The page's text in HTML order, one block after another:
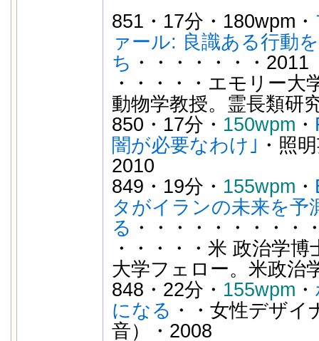
851・17分・180wpm・
ァール: 良識ある行動
ち ・・・・・・・2011
・・・・・エモリー大
動物学教授。霊長類研
850・17分・ 150wpm ・
闇が必要なわけ｣ ・照
2010
849・19分・ 155wpm ・
タがイランの未来を予
る ・・・・・・・・・
・・・・・米 政治学
大学フェロー。米政治
848・22分・ 155wpm ・
になる ・・女性デザイ
音）・2008